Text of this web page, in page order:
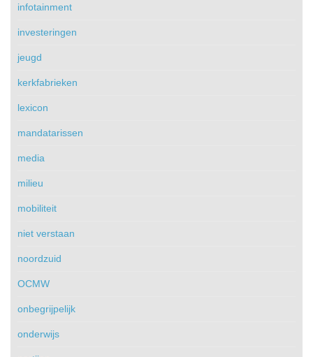
infotainment
investeringen
jeugd
kerkfabrieken
lexicon
mandatarissen
media
milieu
mobiliteit
niet verstaan
noordzuid
OCMW
onbegrijpelijk
onderwijs